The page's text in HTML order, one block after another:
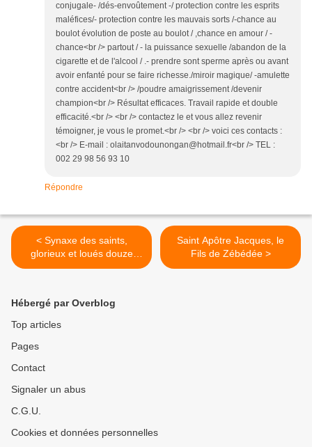
conjugale- /dés-envoûtement -/ protection contre les esprits
maléfices/- protection contre les mauvais sorts /-chance au
boulot évolution de poste au boulot / ,chance en amour / -
chance<br /> partout / - la puissance sexuelle /abandon de la
cigarette et de l'alcool / .- prendre sont sperme après ou avant
avoir enfanté pour se faire richesse./miroir magique/ -amulette
contre accident<br /> /poudre amaigrissement /devenir
champion<br /> Résultat efficaces. Travail rapide et double
efficacité.<br /> <br /> contactez le et vous allez revenir
témoigner, je vous le promet.<br /> <br /> voici ces contacts :
<br /> E-mail : olaitanvodounongan@hotmail.fr<br /> TEL :
002 29 98 56 93 10
Répondre
< Synaxe des saints,
glorieux et loués douze
apôtres
Saint Apôtre Jacques, le
Fils de Zébédée >
Hébergé par Overblog
Top articles
Pages
Contact
Signaler un abus
C.G.U.
Cookies et données personnelles